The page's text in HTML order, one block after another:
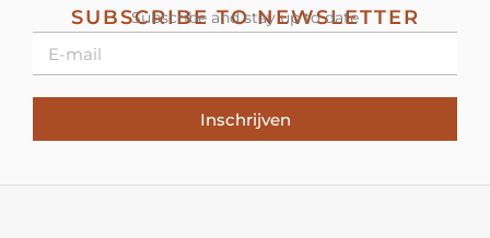
SUBSCRIBE TO NEWSLETTER
Subscribe and stay up to date
Inschrijven